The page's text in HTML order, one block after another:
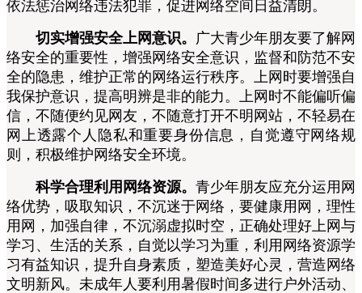
依法惩治网络违法犯罪，促进网络空间日益清朗。
切实增强安全上网意识。 广大青少年朋友要了解网
络安全的重要性，增强网络安全意识，监督和防范不安
全的隐患，维护正常的网络运行秩序。上网时要增强自
我保护意识，提高明辨是非的能力。上网时不能偏听偏
信，不随便约见网友，不随意打开不明网站，不轻易在
网上透露个人隐私和重要身份信息，自觉遵守网络规
则，积极维护网络安全环境。
科学合理利用网络资源。 青少年朋友应充分运用网
络优势，吸取知识，不沉迷于网络，要健康用网，理性
用网，加强自律，不沉溺虚拟时空，正确处理好上网与
学习、生活的关系，自觉以学习为重，利用网络资源学
习有益知识，提升自身素质，塑造美好心灵，营造网络
文明新风。未成年人要利用暑假时间多进行户外活动、